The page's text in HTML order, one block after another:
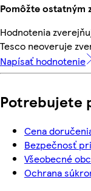
Pomôžte ostatným
Hodnotenia
Tesco neoveruje
Napísať hodnotenie
Potrebujete
Cena
Bezpečnosť
Všeobecné
Ochrana